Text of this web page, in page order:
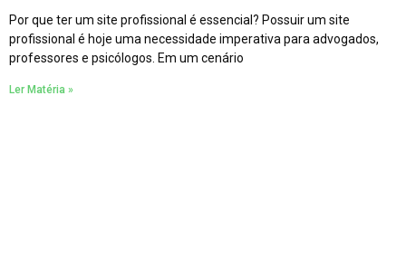
Por que ter um site profissional é essencial? Possuir um site
profissional é hoje uma necessidade imperativa para advogados,
professores e psicólogos. Em um cenário
Ler Matéria »